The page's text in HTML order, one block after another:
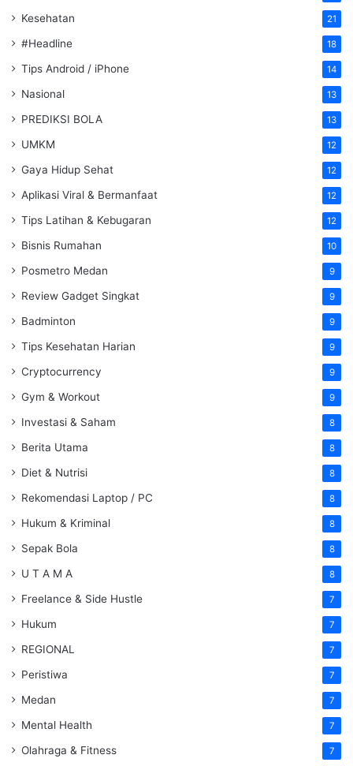
Kesehatan 21
#Headline 18
Tips Android / iPhone 14
Nasional 13
PREDIKSI BOLA 13
UMKM 12
Gaya Hidup Sehat 12
Aplikasi Viral & Bermanfaat 12
Tips Latihan & Kebugaran 12
Bisnis Rumahan 10
Posmetro Medan 9
Review Gadget Singkat 9
Badminton 9
Tips Kesehatan Harian 9
Cryptocurrency 9
Gym & Workout 9
Investasi & Saham 8
Berita Utama 8
Diet & Nutrisi 8
Rekomendasi Laptop / PC 8
Hukum & Kriminal 8
Sepak Bola 8
U T A M A 8
Freelance & Side Hustle 7
Hukum 7
REGIONAL 7
Peristiwa 7
Medan 7
Mental Health 7
Olahraga & Fitness 7